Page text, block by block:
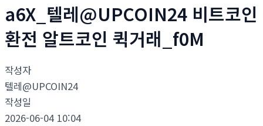
a6X_텔레@UPCOIN24 비트코인
환전 알트코인 퀵거래_f0M
작성자
텔레@UPCOIN24
작성일
2026-06-04 10:04